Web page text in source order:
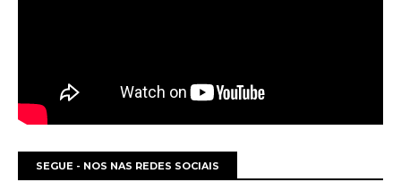
SEGUE - NOS NAS REDES SOCIAIS